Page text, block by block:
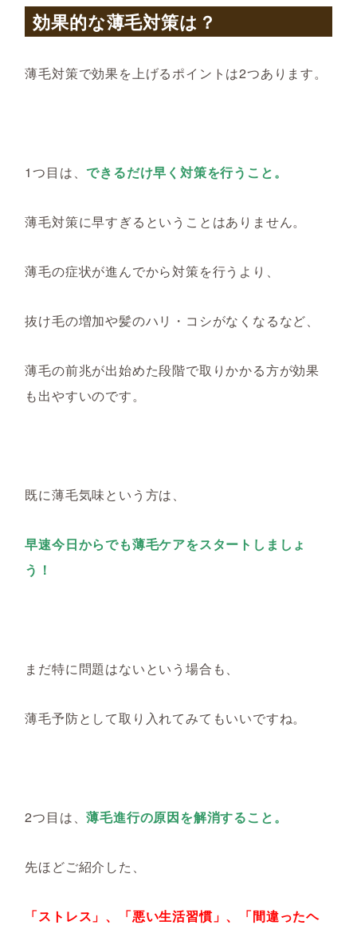
効果的な薄毛対策は？
薄毛対策で効果を上げるポイントは2つあります。
1つ目は、できるだけ早く対策を行うこと。
薄毛対策に早すぎるということはありません。
薄毛の症状が進んでから対策を行うより、
抜け毛の増加や髪のハリ・コシがなくなるなど、
薄毛の前兆が出始めた段階で取りかかる方が効果
も出やすいのです。
既に薄毛気味という方は、
早速今日からでも薄毛ケアをスタートしましょ
う！
まだ特に問題はないという場合も、
薄毛予防として取り入れてみてもいいですね。
2つ目は、薄毛進行の原因を解消すること。
先ほどご紹介した、
「ストレス」、「悪い生活習慣」、「間違ったヘ